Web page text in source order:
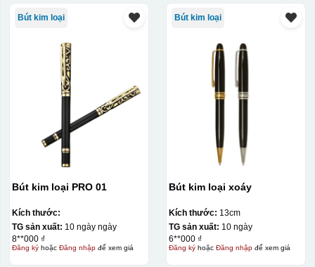
Bút kim loại
Bút kim loại PRO 01
Kích thước:
TG sản xuất: 10 ngày ngày
8**000 ₫
Đăng kýhoặc Đăng nhậpđể xem giá
Bút kim loại
Bút kim loại xoáy
Kích thước: 13cm
TG sản xuất: 10 ngày
6**000 ₫
Đăng kýhoặc Đăng nhậpđể xem giá